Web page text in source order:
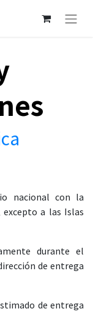
nacional con la
a las Islas
durante el
de entrega
de entrega